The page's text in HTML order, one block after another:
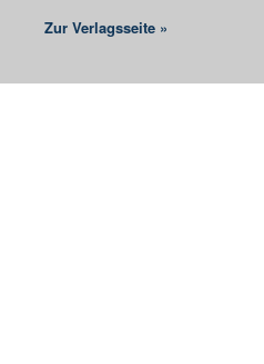
Zur Verlagsseite »